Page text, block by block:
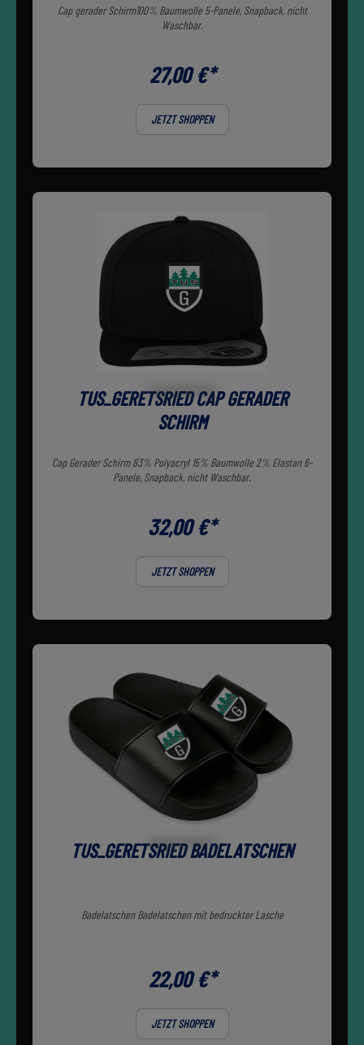
Cap gerader Schirm100% Baumwolle 5-Panele, Snapback, nicht
Waschbar.
27,00 €*
JETZT SHOPPEN
TUS_GERETSRIED CAP GERADER
SCHIRM
Cap Gerader Schirm 83% Polyacryl 15% Baumwolle 2% Elastan 6-
Panele, Snapback, nicht Waschbar.
32,00 €*
JETZT SHOPPEN
TUS_GERETSRIED BADELATSCHEN
Badelatschen Badelatschen mit bedruckter Lasche
22,00 €*
JETZT SHOPPEN